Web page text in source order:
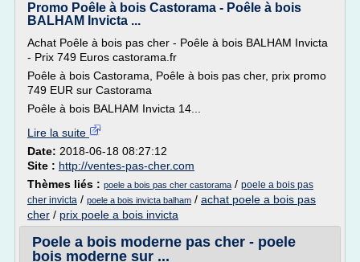
Promo Poêle à bois Castorama - Poêle à bois
BALHAM Invicta ...
Achat Poêle à bois pas cher - Poêle à bois BALHAM Invicta
- Prix 749 Euros castorama.fr
Poêle à bois Castorama, Poêle à bois pas cher, prix promo
749 EUR sur Castorama
Poêle à bois BALHAM Invicta 14...
Lire la suite
Date: 2018-06-18 08:27:12
Site : http://ventes-pas-cher.com
Thèmes liés : poele a bois pas cher castorama / poele a bois pas
cher invicta / poele a bois invicta balham / achat poele a bois pas
cher / prix poele a bois invicta
Poele a bois moderne pas cher - poele
bois moderne sur ...